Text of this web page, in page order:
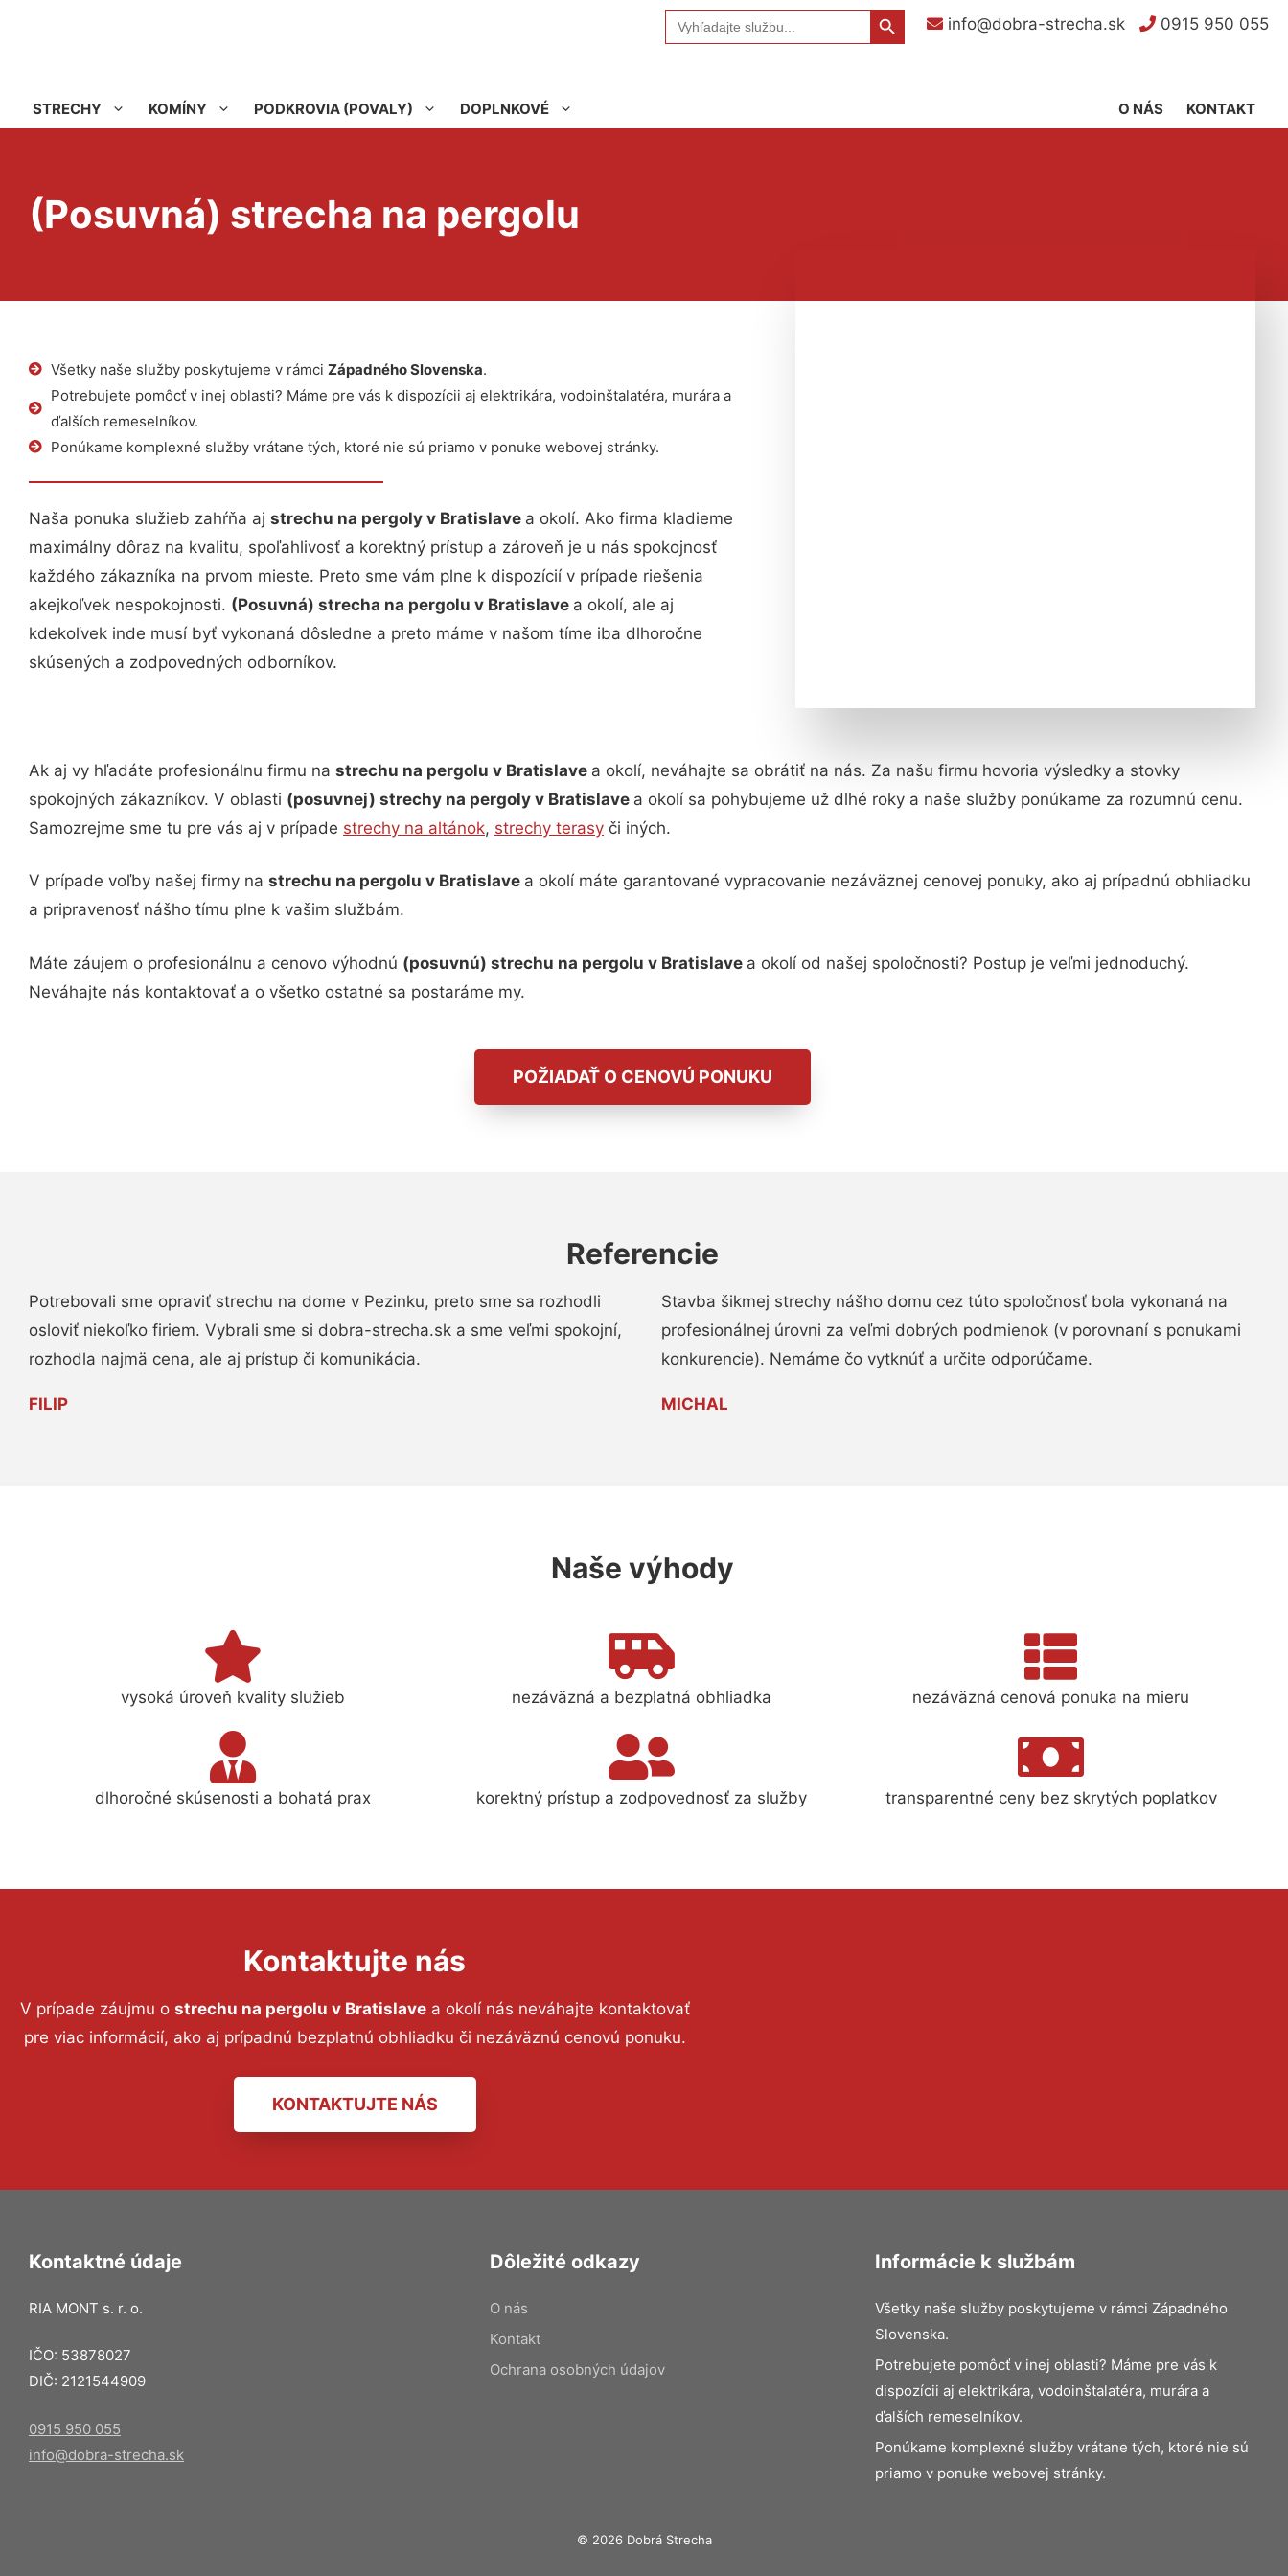
Search
for:
Search Button
info@dobra-strecha.sk
0915 950 055
STRECHY KOMÍNY PODKROVIA (POVALY) DOPLNKOVÉ KONTAKT
O NÁS
(Posuvná) strecha na pergolu
Všetky naše služby poskytujeme v rámci Západného Slovenska.
Potrebujete pomôcť v inej oblasti? Máme pre vás k dispozícii aj elektrikára, vodoinštalatéra, murára a
ďalších remeselníkov.
Ponúkame komplexné služby vrátane tých, ktoré nie sú priamo v ponuke webovej stránky.
Naša ponuka služieb zahŕňa aj strechu na pergoly v Bratislave a okolí. Ako firma kladieme
maximálny dôraz na kvalitu, spoľahlivosť a korektný prístup a zároveň je u nás spokojnosť
každého zákazníka na prvom mieste. Preto sme vám plne k dispozícií v prípade riešenia
akejkoľvek nespokojnosti. (Posuvná) strecha na pergolu v Bratislave a okolí, ale aj
kdekoľvek inde musí byť vykonaná dôsledne a preto máme v našom tíme iba dlhoročne
skúsených a zodpovedných odborníkov.
Ak aj vy hľadáte profesionálnu firmu na strechu na pergolu v Bratislave a okolí, neváhajte sa obrátiť na nás. Za našu firmu hovoria výsledky a stovky
spokojných zákazníkov. V oblasti (posuvnej) strechy na pergoly v Bratislave a okolí sa pohybujeme už dlhé roky a naše služby ponúkame za rozumnú cenu.
Samozrejme sme tu pre vás aj v prípade strechy na altánok, strechy terasy či iných.
V prípade voľby našej firmy na strechu na pergolu v Bratislave a okolí máte garantované vypracovanie nezáväznej cenovej ponuky, ako aj prípadnú obhliadku
a pripravenosť nášho tímu plne k vašim službám.
Máte záujem o profesionálnu a cenovo výhodnú (posuvnú) strechu na pergolu v Bratislave a okolí od našej spoločnosti? Postup je veľmi jednoduchý.
Neváhajte nás kontaktovať a o všetko ostatné sa postaráme my.
POŽIADAŤ O CENOVÚ PONUKU
Referencie
Potrebovali sme opraviť strechu na dome v Pezinku, preto sme sa rozhodli
osloviť niekoľko firiem. Vybrali sme si dobra-strecha.sk a sme veľmi spokojní,
rozhodla najmä cena, ale aj prístup či komunikácia.
FILIP
Stavba šikmej strechy nášho domu cez túto spoločnosť bola vykonaná na
profesionálnej úrovni za veľmi dobrých podmienok (v porovnaní s ponukami
konkurencie). Nemáme čo vytknúť a určite odporúčame.
MICHAL
Naše výhody
vysoká úroveň kvality služieb nezáväzná a bezplatná obhliadka nezáväzná cenová ponuka na mieru
dlhoročné skúsenosti a bohatá prax korektný prístup a zodpovednosť za služby transparentné ceny bez skrytých poplatkov
Kontaktujte nás
V prípade záujmu o strechu na pergolu v Bratislavea okolí nás neváhajte kontaktovať
pre viac informácií, ako aj prípadnú bezplatnú obhliadku či nezáväznú cenovú ponuku.
KONTAKTUJTE NÁS
Kontaktné údaje
RIA MONT s. r. o.
IČO: 53878027
DIČ: 2121544909
0915 950 055
info@dobra-strecha.sk
Dôležité odkazy
O nás
Kontakt
Ochrana osobných údajov
Informácie k službám
Všetky naše služby poskytujeme v rámci Západného
Slovenska.
Potrebujete pomôcť v inej oblasti? Máme pre vás k
dispozícii aj elektrikára, vodoinštalatéra, murára a
ďalších remeselníkov.
Ponúkame komplexné služby vrátane tých, ktoré nie sú
priamo v ponuke webovej stránky.
© 2026 Dobrá Strecha